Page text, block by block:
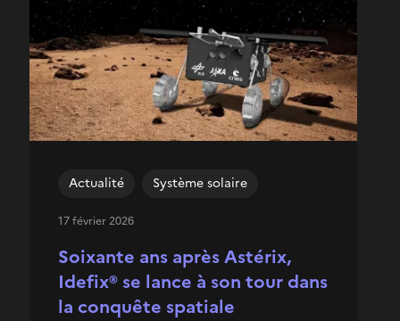
Soixante ans après Astérix,
Idefix® se lance à son tour dans
la conquête spatiale
Actualité Système solaire
17 février 2026